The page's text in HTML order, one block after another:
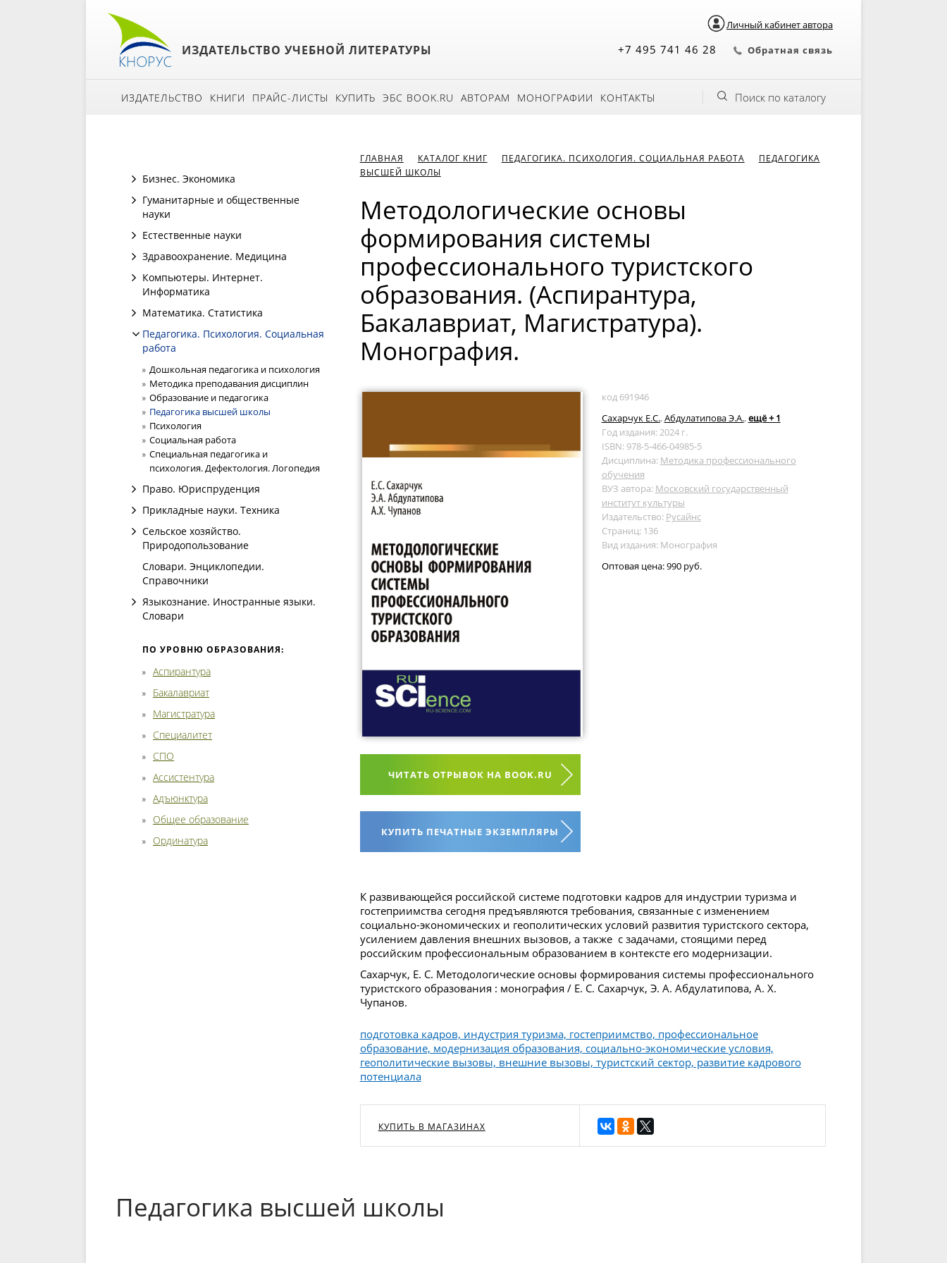
Личный кабинет автора
ИЗДАТЕЛЬСТВО УЧЕБНОЙ ЛИТЕРАТУРЫ +7 495 741 46 28 Обратная связь
ИЗДАТЕЛЬСТВО КНИГИ ПРАЙС-ЛИСТЫ КУПИТЬ ЭБС BOOK.RU АВТОРАМ МОНОГРАФИИ КОНТАКТЫ Поиск по каталогу
Бизнес. Экономика
Гуманитарные и общественные
науки
Естественные науки
Здравоохранение. Медицина
Компьютеры. Интернет.
Информатика
Математика. Статистика
Педагогика. Психология. Социальная
работа
Дошкольная педагогика и психология
Методика преподавания дисциплин
Образование и педагогика
Педагогика высшей школы
Психология
Социальная работа
Специальная педагогика и
психология. Дефектология. Логопедия
Право. Юриспруденция
Прикладные науки. Техника
Сельское хозяйство.
Природопользование
Словари. Энциклопедии.
Справочники
Языкознание. Иностранные языки.
Словари
ПО УРОВНЮ ОБРАЗОВАНИЯ:
Аспирантура
Бакалавриат
Магистратура
Специалитет
СПО
Ассистентура
Адъюнктура
Общее образование
Ординатура
ГЛАВНАЯ КАТАЛОГ КНИГ ПЕДАГОГИКА. ПСИХОЛОГИЯ. СОЦИАЛЬНАЯ РАБОТА
ПЕДАГОГИКА
ВЫСШЕЙ ШКОЛЫ
Методологические основы
формирования системы
профессионального туристского
образования. (Аспирантура,
Бакалавриат, Магистратура).
Монография.
ЧИТАТЬ ОТРЫВОК НА BOOK.RU
КУПИТЬ ПЕЧАТНЫЕ ЭКЗЕМПЛЯРЫ
код 691946
Сахарчук Е.С., Абдулатипова Э.А., ещё + 1
Год издания: 2024 г.
ISBN: 978-5-466-04985-5
Дисциплина: Методика профессионального
обучения
ВУЗ автора: Московский государственный
институт культуры
Издательство: Русайнс
Страниц: 136
Вид издания: Монография
Оптовая цена:990 руб.
К развивающейся российской системе подготовки кадров для индустрии туризма и
гостеприимства сегодня предъявляются требования, связанные с изменением
социально-экономических и геополитических условий развития туристского сектора,
усилением давления внешних вызовов, а также с задачами, стоящими перед
российским профессиональным образованием в контексте его модернизации.
Сахарчук, Е. С. Методологические основы формирования системы профессионального
туристского образования : монография / Е. С. Сахарчук, Э. А. Абдулатипова, А. Х.
Чупанов.
подготовка кадров, индустрия туризма, гостеприимство, профессиональное
образование, модернизация образования, социально-экономические условия,
геополитические вызовы, внешние вызовы, туристский сектор, развитие кадрового
потенциала
КУПИТЬ В МАГАЗИНАХ
Педагогика высшей школы